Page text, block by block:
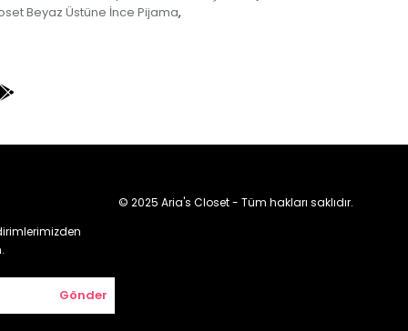
Beyaz Üstüne İnce Pijama,
Gönder
© 2025 Aria's Closet - Tüm hakları saklıdır.